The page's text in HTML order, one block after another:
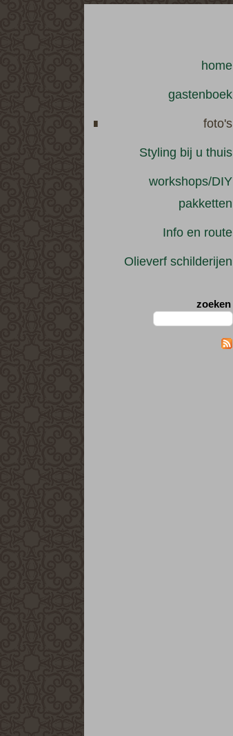
home
gastenboek
foto's
Styling bij u thuis
workshops/DIY
pakketten
Info en route
Olieverf schilderijen
zoeken